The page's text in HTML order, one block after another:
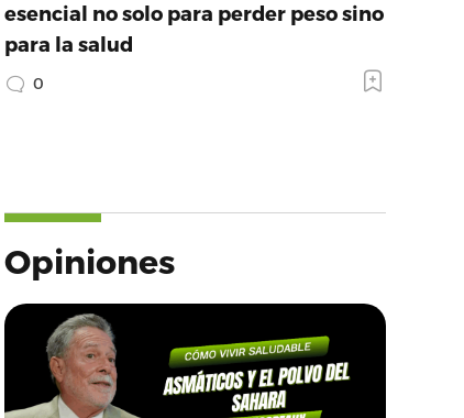
esencial no solo para perder peso sino
para la salud
0
Opiniones